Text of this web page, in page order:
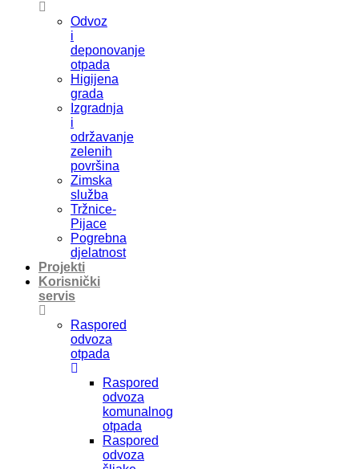
Odvoz
i
deponovanje
otpada
Higijena
grada
Izgradnja
i
održavanje
zelenih
površina
Zimska
služba
Tržnice-
Pijace
Pogrebna
djelatnost
Projekti
Korisnički
servis
Raspored
odvoza
otpada
Raspored
odvoza
komunalnog
otpada
Raspored
odvoza